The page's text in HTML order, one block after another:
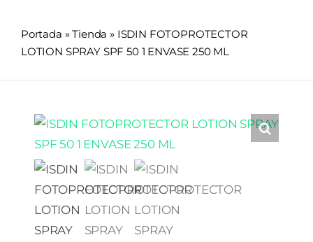
Portada »Tienda » ISDIN FOTOPROTECTOR
LOTION SPRAY SPF 50 1 ENVASE 250 ML